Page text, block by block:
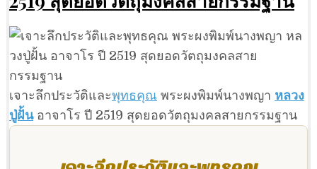
เจาะลึกประวัติและพุทธคุณ พระผงพิมพ์นางพญา หลวง
ปู่ฝั้นอาจาโร ปี 2519 สุดยอดวัตถุมงคลสายกรรมฐาน